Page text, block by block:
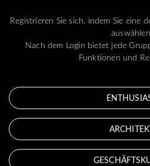
Registrieren Sie sich, indem Sie eine
Nach dem Login bietet jede
Funktionen und